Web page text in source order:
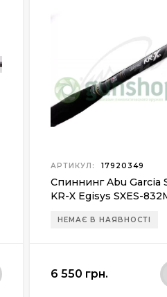
АРТИКУЛ: 17920349
Спиннинг Abu Garcia
KR-X Egisys SXES-
НЕМАЄ В НАЯВНОСТІ
6 550 грн.